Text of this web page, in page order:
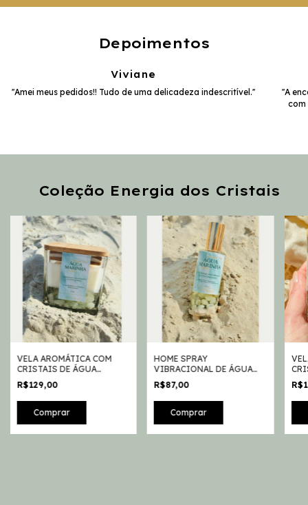
Depoimentos
Viviane
''Amei meus pedidos!! Tudo de uma delicadeza indescritível.''
''A
com
Coleção Energia dos Cristais
VELA AROMÁTICA COM
CRISTAIS DE ÁGUA
MARINHA
R$129,00
HOME SPRAY
VIBRACIONAL DE ÁGUA
MARINHA
R$87,00